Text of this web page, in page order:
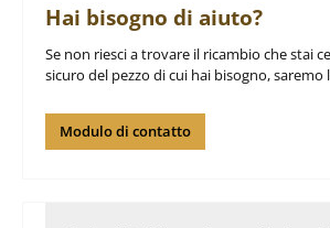
Hai bisogno di aiuto?
Se non riesci a trovare il ricambio che stai
sicuro del pezzo di cui hai bisogno,
Modulo di contatto